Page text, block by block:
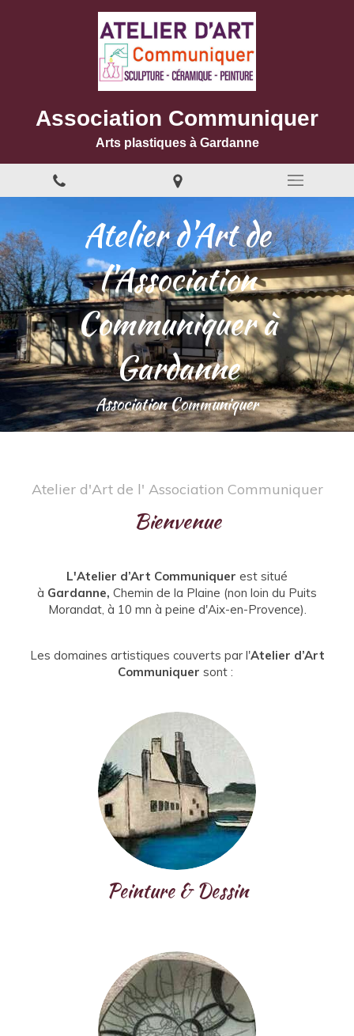
Association Communiquer
Arts plastiques à Gardanne
Atelier d'Art de
l'Association
Communiquer à
Gardanne
Association Communiquer
Atelier d'Art de l' Association Communiquer
Bienvenue
L'Atelier d’Art Communiquer est situé
à Gardanne, Chemin de la Plaine (non loin du Puits
Morandat, à 10 mn à peine d'Aix-en-Provence).
Les domaines artistiques couverts par l'Atelier d’Art
Communiquer sont :
Peinture & Dessin